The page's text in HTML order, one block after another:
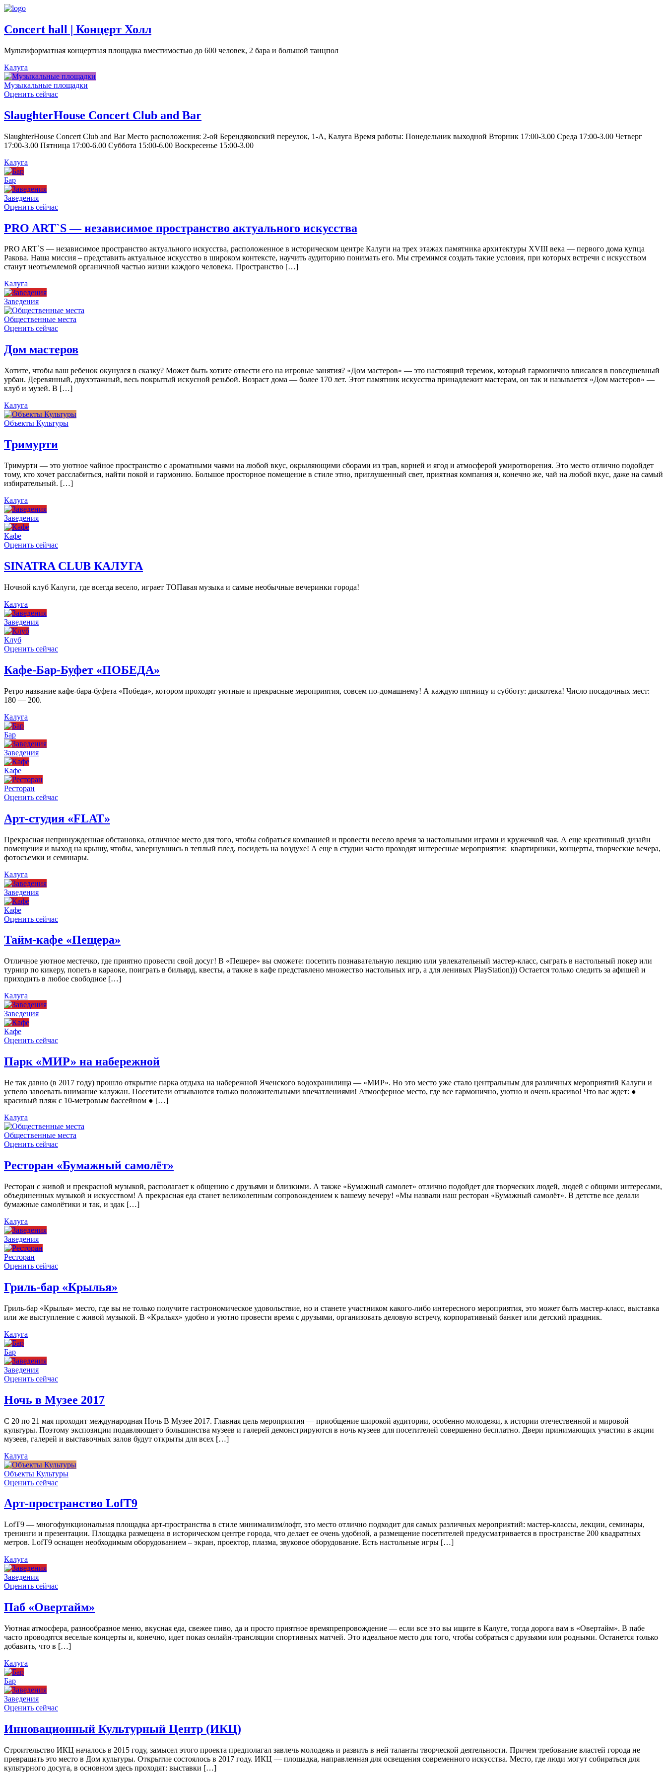
Concert hall | Концерт Холл
Мультиформатная концертная площадка вместимостью до 600 человек, 2 бара и большой танцпол
Калуга
Музыкальные площадки
Оценить сейчас
SlaughterHouse Concert Club and Bar
SlaughterHouse Concert Club and Bar Место расположения: 2-ой Берендяковский переулок, 1-А, Калуга Время работы: Понедельник выходной Вторник 17:00-3.00 Среда 17:00-3.00 Четверг
17:00-3.00 Пятница 17:00-6.00 Суббота 15:00-6.00 Воскресенье 15:00-3.00
Калуга
Бар
Заведения
Оценить сейчас
PRO ART`S — независимое пространство актуального искусства
PRO ART`S — независимое пространство актуального искусства, расположенное в историческом центре Калуги на трех этажах памятника архитектуры XVIII века — первого дома купца
Ракова. Наша миссия – представить актуальное искусство в широком контексте, научить аудиторию понимать его. Мы стремимся создать такие условия, при которых встречи с искусством
станут неотъемлемой органичной частью жизни каждого человека. Пространство […]
Калуга
Заведения
Общественные места
Оценить сейчас
Дом мастеров
Хотите, чтобы ваш ребенок окунулся в сказку? Может быть хотите отвести его на игровые занятия? «Дом мастеров» — это настоящий теремок, который гармонично вписался в повседневный
урбан. Деревянный, двухэтажный, весь покрытый искусной резьбой. Возраст дома — более 170 лет. Этот памятник искусства принадлежит мастерам, он так и называется «Дом мастеров» —
клуб и музей. В […]
Калуга
Объекты Культуры
Тримурти
Тримурти — это уютное чайное пространство с ароматными чаями на любой вкус, окрыляющими сборами из трав, корней и ягод и атмосферой умиротворения. Это место отлично подойдет
тому, кто хочет расслабиться, найти покой и гармонию. Большое просторное помещение в стиле этно, приглушенный свет, приятная компания и, конечно же, чай на любой вкус, даже на самый
избирательный. […]
Калуга
Заведения
Кафе
Оценить сейчас
SINATRA CLUB КАЛУГА
Ночной клуб Калуги, где всегда весело, играет ТОПавая музыка и самые необычные вечеринки города!
Калуга
Заведения
Клуб
Оценить сейчас
Кафе-Бар-Буфет «ПОБЕДА»
Ретро название кафе-бара-буфета «Победа», котором проходят уютные и прекрасные мероприятия, совсем по-домашнему! А каждую пятницу и субботу: дискотека! Число посадочных мест:
180 — 200.
Калуга
Бар
Заведения
Кафе
Ресторан
Оценить сейчас
Арт-студия «FLAT»
Прекрасная непринужденная обстановка, отличное место для того, чтобы собраться компанией и провести весело время за настольными играми и кружечкой чая. А еще креативный дизайн
помещения и выход на крышу, чтобы, завернувшись в теплый плед, посидеть на воздухе! А еще в студии часто проходят интересные мероприятия: квартирники, концерты, творческие вечера,
фотосъемки и семинары.
Калуга
Заведения
Кафе
Оценить сейчас
Тайм-кафе «Пещера»
Отличное уютное местечко, где приятно провести свой досуг! В «Пещере» вы сможете: посетить познавательную лекцию или увлекательный мастер-класс, сыграть в настольный покер или
турнир по кикеру, попеть в караоке, поиграть в бильярд, квесты, а также в кафе представлено множество настольных игр, а для ленивых PlayStation))) Остается только следить за афишей и
приходить в любое свободное […]
Калуга
Заведения
Кафе
Оценить сейчас
Парк «МИР» на набережной
Не так давно (в 2017 году) прошло открытие парка отдыха на набережной Яченского водохранилища — «МИР». Но это место уже стало центральным для различных мероприятий Калуги и
успело завоевать внимание калужан. Посетители отзываются только положительными впечатлениями! Атмосферное место, где все гармонично, уютно и очень красиво! Что вас ждет: ●
красивый пляж с 10-метровым бассейном ● […]
Калуга
Общественные места
Оценить сейчас
Ресторан «Бумажный самолёт»
Ресторан с живой и прекрасной музыкой, располагает к общению с друзьями и близкими. А также «Бумажный самолет» отлично подойдет для творческих людей, людей с общими интересами,
объединенных музыкой и искусством! А прекрасная еда станет великолепным сопровождением к вашему вечеру! «Мы назвали наш ресторан «Бумажный самолёт». В детстве все делали
бумажные самолётики и так, и эдак […]
Калуга
Заведения
Ресторан
Оценить сейчас
Гриль-бар «Крылья»
Гриль-бар «Крылья» место, где вы не только получите гастрономическое удовольствие, но и станете участником какого-либо интересного мероприятия, это может быть мастер-класс, выставка
или же выступление с живой музыкой. В «Кральях» удобно и уютно провести время с друзьями, организовать деловую встречу, корпоративный банкет или детский праздник.
Калуга
Бар
Заведения
Оценить сейчас
Ночь в Музее 2017
С 20 по 21 мая проходит международная Ночь В Музее 2017. Главная цель мероприятия — приобщение широкой аудитории, особенно молодежи, к истории отечественной и мировой
культуры. Поэтому экспозиции подавляющего большинства музеев и галерей демонстрируются в ночь музеев для посетителей совершенно бесплатно. Двери принимающих участии в акции
музеев, галерей и выставочных залов будут открыты для всех […]
Калуга
Объекты Культуры
Оценить сейчас
Арт-пространство LofT9
LofT9 — многофункциональная площадка арт-пространства в стиле минимализм/лофт, это место отлично подходит для самых различных мероприятий: мастер-классы, лекции, семинары,
тренинги и презентации. Площадка размещена в историческом центре города, что делает ее очень удобной, а размещение посетителей предусматривается в пространстве 200 квадратных
метров. LofT9 оснащен необходимым оборудованием – экран, проектор, плазма, звуковое оборудование. Есть настольные игры […]
Калуга
Заведения
Оценить сейчас
Паб «Овертайм»
Уютная атмосфера, разнообразное меню, вкусная еда, свежее пиво, да и просто приятное времяпрепровождение — если все это вы ищите в Калуге, тогда дорога вам в «Овертайм». В пабе
часто проводятся веселые концерты и, конечно, идет показ онлайн-трансляции спортивных матчей. Это идеальное место для того, чтобы собраться с друзьями или родными. Останется только
добавить, что в […]
Калуга
Бар
Заведения
Оценить сейчас
Инновационный Культурный Центр (ИКЦ)
Строительство ИКЦ началось в 2015 году, замысел этого проекта предполагал завлечь молодежь и развить в ней таланты творческой деятельности. Причем требование властей города не
превращать это место в Дом культуры. Открытие состоялось в 2017 году. ИКЦ — площадка, направленная для освещения современного искусства. Место, где люди могут собираться для
культурного досуга, в основном здесь проходят: выставки […]